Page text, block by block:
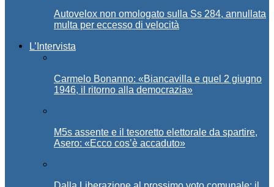
Autovelox non omologato sulla Ss 284, annullata
multa per eccesso di velocità
L’Intervista
Carmelo Bonanno: «Biancavilla e quel 2 giugno
1946, il ritorno alla democrazia»
M5s assente e il tesoretto elettorale da spartire,
Asero: «Ecco cos’è accaduto»